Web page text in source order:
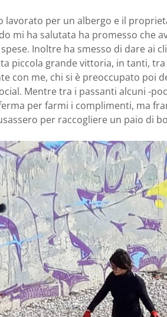
lavorato per un albergo e il
mi ha salutata ha promesso che
Inoltre ha smesso di dare ai
piccola grande vittoria, in tanti,
con me, chi si è preoccupato poi
Mentre tra i passanti alcuni -
per farmi i complimenti, ma
per raccogliere un paio di